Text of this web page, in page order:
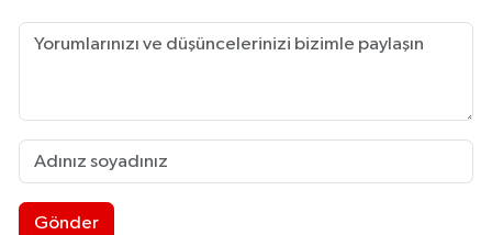
Gönder